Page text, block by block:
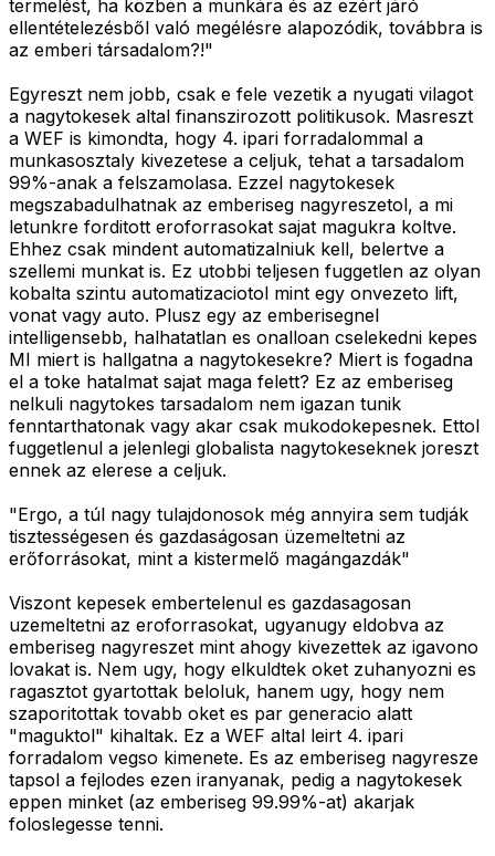
termelést, ha közben a munkára és az ezért járó
ellentételezésből való megélésre alapozódik, továbbra is
az emberi társadalom?!"
Egyreszt nem jobb, csak e fele vezetik a nyugati vilagot
a nagytokesek altal finanszirozott politikusok. Masreszt
a WEF is kimondta, hogy 4. ipari forradalommal a
munkasosztaly kivezetese a celjuk, tehat a tarsadalom
99%-anak a felszamolasa. Ezzel nagytokesek
megszabadulhatnak az emberiseg nagyreszetol, a mi
letunkre forditott eroforrasokat sajat magukra koltve.
Ehhez csak mindent automatizalniuk kell, belertve a
szellemi munkat is. Ez utobbi teljesen fuggetlen az olyan
kobalta szintu automatizaciotol mint egy onvezeto lift,
vonat vagy auto. Plusz egy az emberisegnel
intelligensebb, halhatatlan es onalloan cselekedni kepes
MI miert is hallgatna a nagytokesekre? Miert is fogadna
el a toke hatalmat sajat maga felett? Ez az emberiseg
nelkuli nagytokes tarsadalom nem igazan tunik
fenntarthatonak vagy akar csak mukodokepesnek. Ettol
fuggetlenul a jelenlegi globalista nagytokeseknek joreszt
ennek az elerese a celjuk.
"Ergo, a túl nagy tulajdonosok még annyira sem tudják
tisztességesen és gazdaságosan üzemeltetni az
erőforrásokat, mint a kistermelő magángazdák"
Viszont kepesek embertelenul es gazdasagosan
uzemeltetni az eroforrasokat, ugyanugy eldobva az
emberiseg nagyreszet mint ahogy kivezettek az igavono
lovakat is. Nem ugy, hogy elkuldtek oket zuhanyozni es
ragasztot gyartottak beloluk, hanem ugy, hogy nem
szaporitottak tovabb oket es par generacio alatt
"maguktol" kihaltak. Ez a WEF altal leirt 4. ipari
forradalom vegso kimenete. Es az emberiseg nagyresze
tapsol a fejlodes ezen iranyanak, pedig a nagytokesek
eppen minket (az emberiseg 99.99%-at) akarjak
foloslegesse tenni.